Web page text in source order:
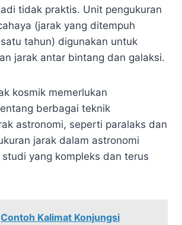
tidak praktis. Unit pengukuran
(jarak yang ditempuh
tahun) digunakan untuk
jarak antar bintang dan galaksi.
kosmik memerlukan
berbagai teknik
astronomi, seperti paralaks dan
jarak dalam astronomi
yang kompleks dan terus
Contoh Kalimat Konjungsi